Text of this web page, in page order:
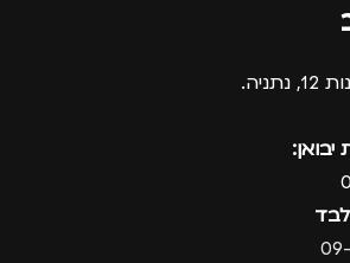
יבואן: